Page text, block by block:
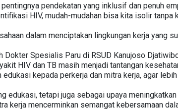
pendekatan yang inklusif dan penuh
HIV, mudah-mudahan bisa kita isolir tanpa
dalam menciptakan lingkungan kerja yang
Dokter Spesialis Paru di RSUD Kanujoso
HIV dan TB masih menjadi tantangan
kepada perkerja dan mitra kerja, agar
edukasi, tetapi juga sebagai upaya
kerja mencerminkan semangat kebersamaan